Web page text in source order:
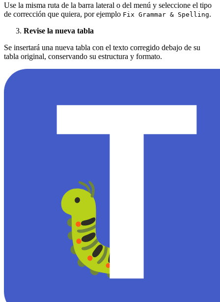
Use la misma ruta de la barra lateral o del menú y seleccione el tipo
de corrección que quiera, por ejemplo Fix Grammar & Spelling.
Revise la nueva tabla
Se insertará una nueva tabla con el texto corregido debajo de su
tabla original, conservando su estructura y formato.